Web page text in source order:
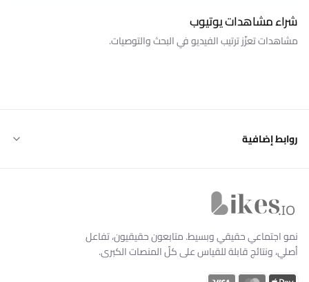
شراء مشاهدات يوتيوب
مشاهدات تعزّز ترتيب الفيديو في البحث والتوصيات.
روابط إضافية
نمو اجتماعي حقيقي وبسيط. متابعون حقيقيون، تفاعل
أصلي، ونتائج قابلة للقياس على كلّ المنصات الكبرى.